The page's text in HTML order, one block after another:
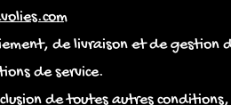
de livraison et de gestion
de service.
de toutes autres